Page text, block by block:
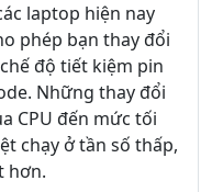
laptop hiện nay
phép bạn thay đổi
độ tiết kiệm pin
Những thay đổi
CPU đến mức tối
chạy ở tần số thấp,
hơn.